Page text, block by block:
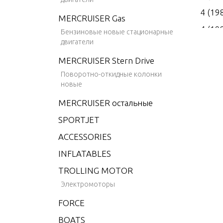
MERCRUISER Gas
Бензиновые новые стационарные
двигатели
MERCRUISER Stern Drive
Поворотно-откидные колонки
новые
MERCRUISER остальные
SPORTJET
ACCESSORIES
INFLATABLES
TROLLING MOTOR
Электромоторы
FORCE
BOATS
4
4